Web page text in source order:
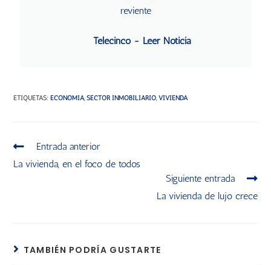
reviente
Telecinco - Leer Noticia
ETIQUETAS:ECONOMÍA, SECTOR INMOBILIARIO, VIVIENDA
Entrada anterior
La vivienda, en el foco de todos
Siguiente entrada
La vivienda de lujo crece
TAMBIÉN PODRÍA GUSTARTE